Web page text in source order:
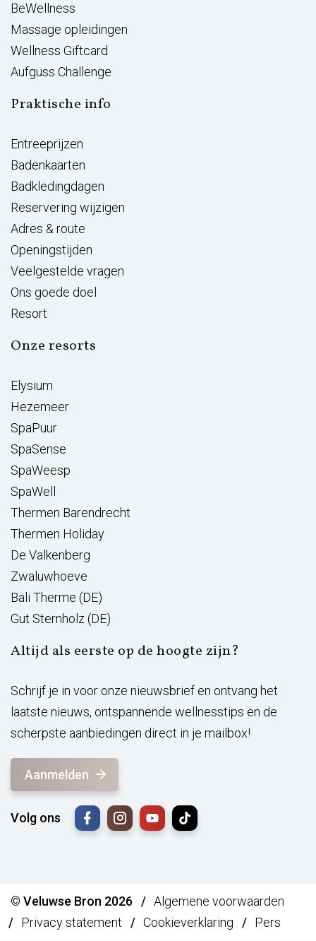
BeWellness
Massage opleidingen
Wellness Giftcard
Aufguss Challenge
Praktische info
Entreeprijzen
Badenkaarten
Badkledingdagen
Reservering wijzigen
Adres & route
Openingstijden
Veelgestelde vragen
Ons goede doel
Resort
Onze resorts
Elysium
Hezemeer
SpaPuur
SpaSense
SpaWeesp
SpaWell
Thermen Barendrecht
Thermen Holiday
De Valkenberg
Zwaluwhoeve
Bali Therme (DE)
Gut Sternholz (DE)
Altijd als eerste op de hoogte zijn?
Schrijf je in voor onze nieuwsbrief en ontvang het
laatste nieuws, ontspannende wellnesstips en de
scherpste aanbiedingen direct in je mailbox!
Aanmelden
Volg ons
© Veluwse Bron 2026
Algemene voorwaarden
Privacy statement
Cookieverklaring Pers